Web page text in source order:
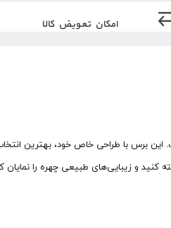
امکان تعویض کالا
برس با طراحی خاص خود، بهترین
کنید و زیبایی‌های طبیعی چهره را نمایان